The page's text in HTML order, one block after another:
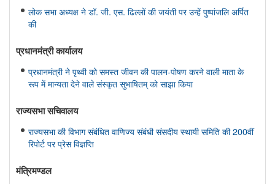
लोक सभा अध्यक्ष ने डॉ. जी. एस. ढिल्लों की जयंती पर उन्हें पुष्पांजलि अर्पित
की
प्रधानमंत्री कार्यालय
प्रधानमंत्री ने पृथ्वी को समस्त जीवन की पालन-पोषण करने वाली माता के
रूप में मान्यता देने वाले संस्कृत सुभाषितम् को साझा किया
राज्यसभा सचिवालय
राज्यसभा की विभाग संबंधित वाणिज्य संबंधी संसदीय स्थायी समिति की 200वीं
रिपोर्ट पर प्रेस विज्ञप्ति
मंत्रिमण्‍डल